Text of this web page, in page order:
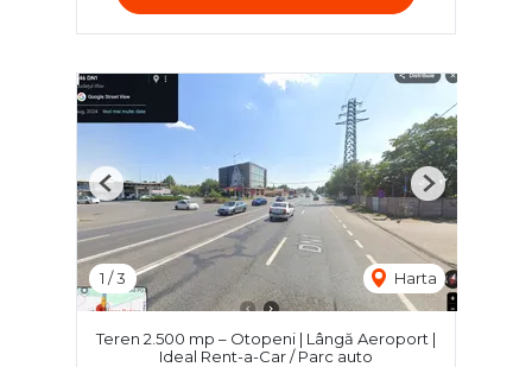
1 /3 Harta
Previous Next
Teren 2.500 mp – Otopeni | Lângă Aeroport |
Ideal Rent-a-Car / Parc auto